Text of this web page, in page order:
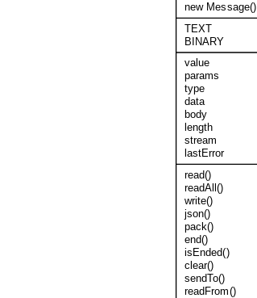
new Message()
TEXT
BINARY
value
params
type
data
body
length
stream
lastError
read()
readAll()
write()
json()
pack()
end()
isEnded()
clear()
sendTo()
readFrom()